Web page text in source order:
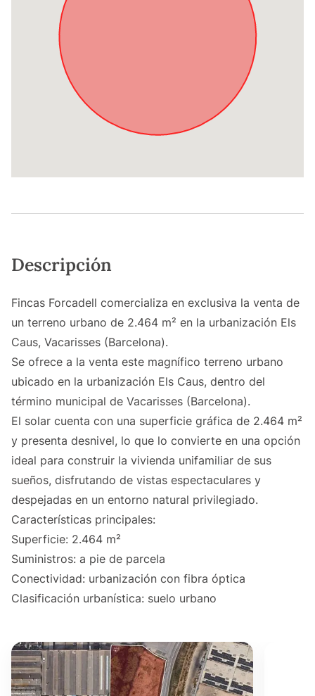
Descripción
Fincas Forcadell comercializa en exclusiva la venta de
un terreno urbano de 2.464 m² en la urbanización Els
Caus, Vacarisses (Barcelona).
Se ofrece a la venta este magnífico terreno urbano
ubicado en la urbanización Els Caus, dentro del
término municipal de Vacarisses (Barcelona).
El solar cuenta con una superficie gráfica de 2.464 m²
y presenta desnivel, lo que lo convierte en una opción
ideal para construir la vivienda unifamiliar de sus
sueños, disfrutando de vistas espectaculares y
despejadas en un entorno natural privilegiado.
Características principales:
Superficie: 2.464 m²
Suministros: a pie de parcela
Conectividad: urbanización con fibra óptica
Clasificación urbanística: suelo urbano